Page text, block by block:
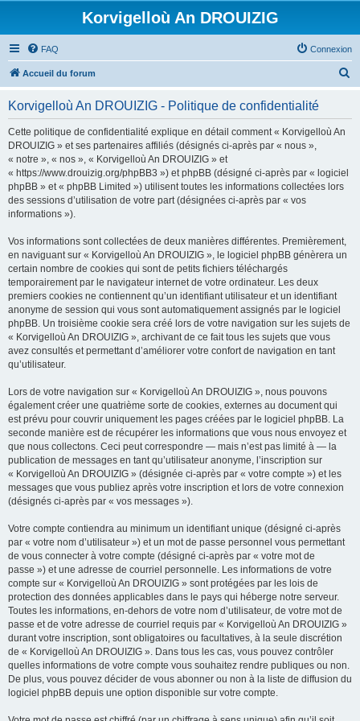
Korvigelloù An DROUIZIG
FAQ Connexion
Accueil du forum
Korvigelloù An DROUIZIG - Politique de confidentialité
Cette politique de confidentialité explique en détail comment « Korvigelloù An
DROUIZIG » et ses partenaires affiliés (désignés ci-après par « nous »,
« notre », « nos », « Korvigelloù An DROUIZIG » et
« https://www.drouizig.org/phpBB3 ») et phpBB (désigné ci-après par « logiciel
phpBB » et « phpBB Limited ») utilisent toutes les informations collectées lors
des sessions d’utilisation de votre part (désignées ci-après par « vos
informations »).
Vos informations sont collectées de deux manières différentes. Premièrement,
en naviguant sur « Korvigelloù An DROUIZIG », le logiciel phpBB génèrera un
certain nombre de cookies qui sont de petits fichiers téléchargés
temporairement par le navigateur internet de votre ordinateur. Les deux
premiers cookies ne contiennent qu’un identifiant utilisateur et un identifiant
anonyme de session qui vous sont automatiquement assignés par le logiciel
phpBB. Un troisième cookie sera créé lors de votre navigation sur les sujets de
« Korvigelloù An DROUIZIG », archivant de ce fait tous les sujets que vous
avez consultés et permettant d’améliorer votre confort de navigation en tant
qu’utilisateur.
Lors de votre navigation sur « Korvigelloù An DROUIZIG », nous pouvons
également créer une quatrième sorte de cookies, externes au document qui
est prévu pour couvrir uniquement les pages créées par le logiciel phpBB. La
seconde manière est de récupérer les informations que vous nous envoyez et
que nous collectons. Ceci peut correspondre — mais n’est pas limité à — la
publication de messages en tant qu’utilisateur anonyme, l’inscription sur
« Korvigelloù An DROUIZIG » (désignée ci-après par « votre compte ») et les
messages que vous publiez après votre inscription et lors de votre connexion
(désignés ci-après par « vos messages »).
Votre compte contiendra au minimum un identifiant unique (désigné ci-après
par « votre nom d’utilisateur ») et un mot de passe personnel vous permettant
de vous connecter à votre compte (désigné ci-après par « votre mot de
passe ») et une adresse de courriel personnelle. Les informations de votre
compte sur « Korvigelloù An DROUIZIG » sont protégées par les lois de
protection des données applicables dans le pays qui héberge notre serveur.
Toutes les informations, en-dehors de votre nom d’utilisateur, de votre mot de
passe et de votre adresse de courriel requis par « Korvigelloù An DROUIZIG »
durant votre inscription, sont obligatoires ou facultatives, à la seule discrétion
de « Korvigelloù An DROUIZIG ». Dans tous les cas, vous pouvez contrôler
quelles informations de votre compte vous souhaitez rendre publiques ou non.
De plus, vous pouvez décider de vous abonner ou non à la liste de diffusion du
logiciel phpBB depuis une option disponible sur votre compte.